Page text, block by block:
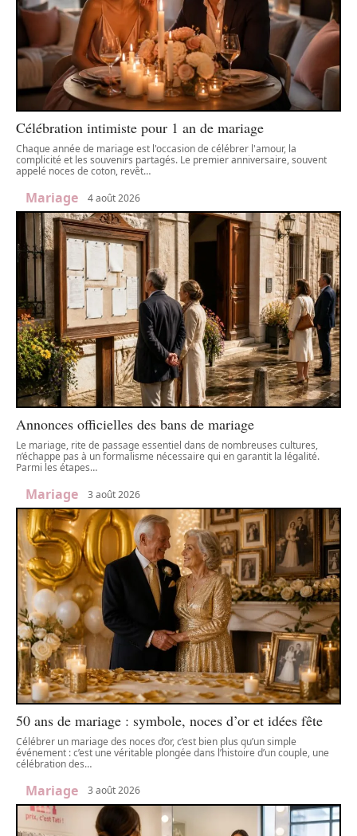
Célébration intimiste pour 1 an de mariage
Chaque année de mariage est l'occasion de célébrer l'amour, la
complicité et les souvenirs partagés. Le premier anniversaire, souvent
appelé noces de coton, revêt…
Mariage 4 août 2026
Annonces officielles des bans de mariage
Le mariage, rite de passage essentiel dans de nombreuses cultures,
n’échappe pas à un formalisme nécessaire qui en garantit la légalité.
Parmi les étapes…
Mariage 3 août 2026
50 ans de mariage : symbole, noces d’or et idées fête
Célébrer un mariage des noces d’or, c’est bien plus qu’un simple
événement : c’est une véritable plongée dans l’histoire d’un couple, une
célébration des…
Mariage 3 août 2026